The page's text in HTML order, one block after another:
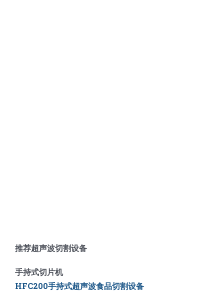
推荐超声波切割设备
手持式切片机
HFC200手持式超声波食品切割设备